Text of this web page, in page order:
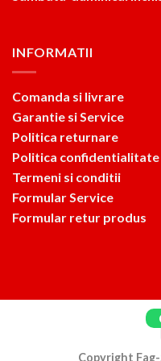
INFORMATII
Comanda si livrare
Garantie si Service
Politica returnare
Politica confidentialitate
Termeni si conditii
Formular Service
Formular retur produs
Copyright